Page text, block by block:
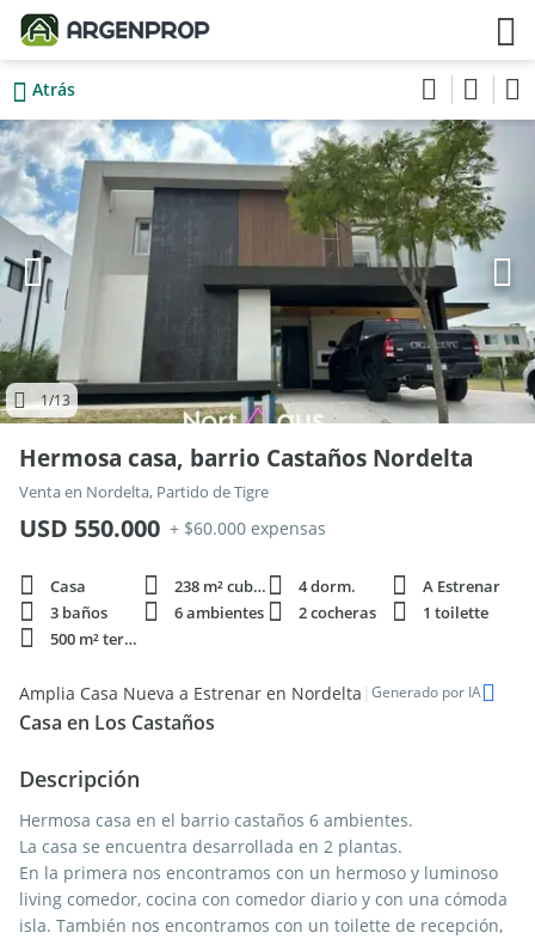
Atrás
1/13
Hermosa casa, barrio Castaños Nordelta
Venta en Nordelta, Partido de Tigre
USD 550.000 + $60.000 expensas
Casa 238 m² cubie. 4 dorm.
A Estrenar
3 baños
6 ambientes 2 cocheras
1 toilette
500 m² terren.
Amplia Casa Nueva a Estrenar en Nordelta | Generado por IA
Casa en Los Castaños
Descripción
Hermosa casa en el barrio castaños 6 ambientes.
La casa se encuentra desarrollada en 2 plantas.
En la primera nos encontramos con un hermoso y luminoso
living comedor, cocina con comedor diario y con una cómoda
isla. También nos encontramos con un toilette de recepción,